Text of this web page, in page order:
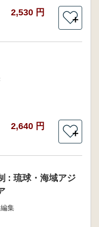
2,530 円
＋
2,640 円
＋
: 琉球・海域アジ
集